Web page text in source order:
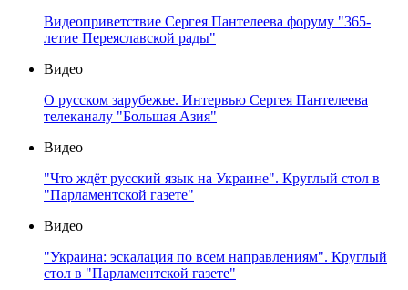
Видеоприветствие Сергея Пантелеева форуму "365-
летие Переяславской рады"
Видео
О русском зарубежье. Интервью Сергея Пантелеева
телеканалу "Большая Азия"
Видео
"Что ждёт русский язык на Украине". Круглый стол в
"Парламентской газете"
Видео
"Украина: эскалация по всем направлениям". Круглый
стол в "Парламентской газете"